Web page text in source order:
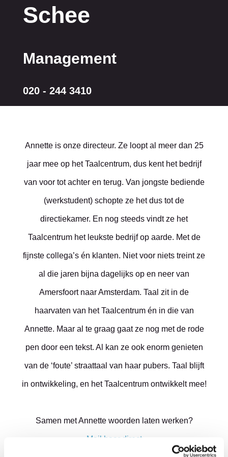
Schee
Management
020 - 244 3410
Annette is onze directeur. Ze loopt al meer dan 25
jaar mee op het Taalcentrum, dus kent het bedrijf
van voor tot achter en terug. Van jongste bediende
(werkstudent) schopte ze het dus tot de
directiekamer. En nog steeds vindt ze het
Taalcentrum het leukste bedrijf op aarde. Met de
fijnste collega’s én klanten. Niet voor niets treint ze
al die jaren bijna dagelijks op en neer van
Amersfoort naar Amsterdam. Taal zit in de
haarvaten van het Taalcentrum én in die van
Annette. Maar al te graag gaat ze nog met de rode
pen door een tekst. Al kan ze ook enorm genieten
van de ‘foute’ straattaal van haar pubers. Taal blijft
in ontwikkeling, en het Taalcentrum ontwikkelt mee!
Samen met Annette woorden laten werken?
Mail haar direct